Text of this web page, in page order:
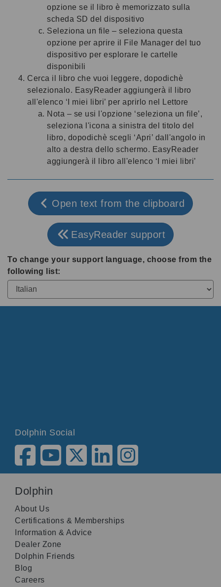
opzione se il libro è memorizzato sulla
scheda SD del dispositivo
Seleziona un file – seleziona questa
opzione per aprire il File Manager del tuo
dispositivo per esplorare le cartelle
disponibili
Cerca il libro che vuoi leggere, dopodichè
selezionalo. EasyReader aggiungerà il libro
all'elenco ‘I miei libri’ per aprirlo nel Lettore
Nota – se usi l'opzione ‘seleziona un file’,
seleziona l'icona a sinistra del titolo del
libro, dopodichè scegli ‘Apri’ dall'angolo in
alto a destra dello schermo. EasyReader
aggiungerà il libro all'elenco ‘I miei libri’
Open text from the clipboard
EasyReader support
To change your support language, choose from the
following list:
Dolphin Social
Dolphin
About Us
Certifications & Memberships
Information & Advice
Dealer Zone
Dolphin Friends
Blog
Careers